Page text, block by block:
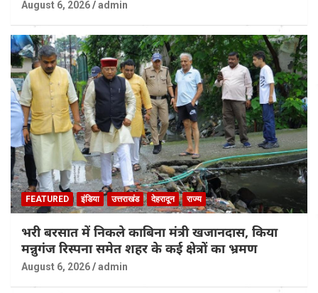
August 6, 2026 admin
FEATURED इंडिया उत्तराखंड देहरादून राज्य
भरी बरसात में निकले काबिना मंत्री खजानदास, किया
मन्नुगंज रिस्पना समेत शहर के कई क्षेत्रों का भ्रमण
August 6, 2026 admin